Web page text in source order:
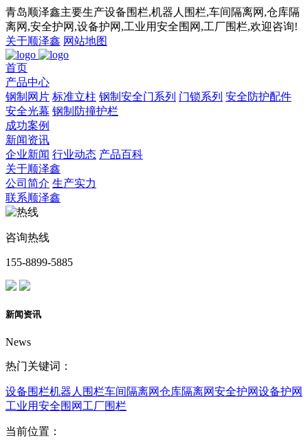
青岛顺泽鑫主要生产设备围栏,机器人围栏,车间隔离网,仓库隔
离网,安全护网,设备护网,工业用安全围网,工厂围栏,欢迎咨询!
关于顺泽鑫 网站地图
首页
产品中心
钢制网片 标准立柱 钢制安全门系列 门锁系列 安全防护配件
安全光幕 钢制防撞护栏
成功案例
新闻资讯
企业新闻 行业动态 产品百科
关于顺泽鑫
公司简介 生产实力
联系顺泽鑫
咨询热线
155-8899-5885
新闻资讯
News
热门关键词：
设备围栏机器人围栏车间隔离网仓库隔离网安全护网设备护网
工业用安全围网 工厂围栏
当前位置：